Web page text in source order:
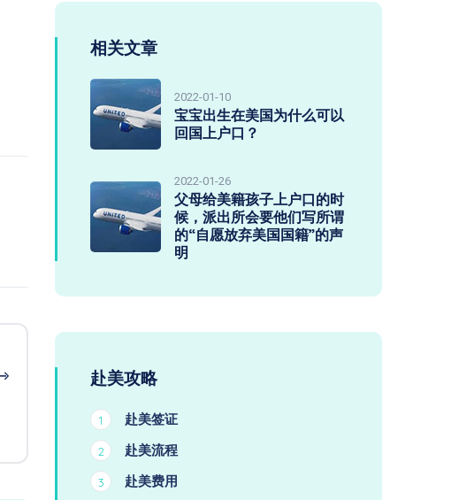
相关文章
2022-01-10
宝宝出生在美国为什么可以
回国上户口？
2022-01-26
父母给美籍孩子上户口的时
候，派出所会要他们写所谓
的“自愿放弃美国国籍”的声
明
赴美攻略
1 赴美签证
2 赴美流程
3 赴美费用